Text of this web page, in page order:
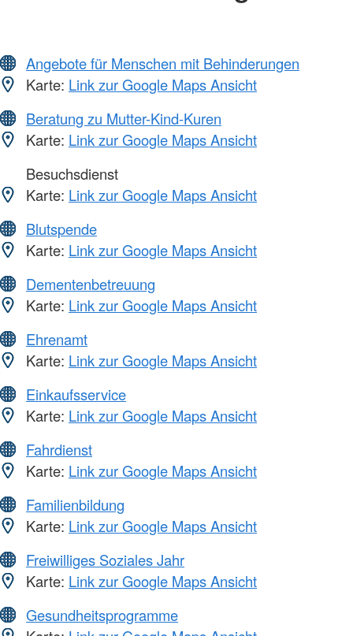
Angebote für Menschen mit Behinderungen
Karte: Link zur Google Maps Ansicht
Beratung zu Mutter-Kind-Kuren
Karte: Link zur Google Maps Ansicht
Besuchsdienst
Karte: Link zur Google Maps Ansicht
Blutspende
Karte: Link zur Google Maps Ansicht
Dementenbetreuung
Karte: Link zur Google Maps Ansicht
Ehrenamt
Karte: Link zur Google Maps Ansicht
Einkaufsservice
Karte: Link zur Google Maps Ansicht
Fahrdienst
Karte: Link zur Google Maps Ansicht
Familienbildung
Karte: Link zur Google Maps Ansicht
Freiwilliges Soziales Jahr
Karte: Link zur Google Maps Ansicht
Gesundheitsprogramme